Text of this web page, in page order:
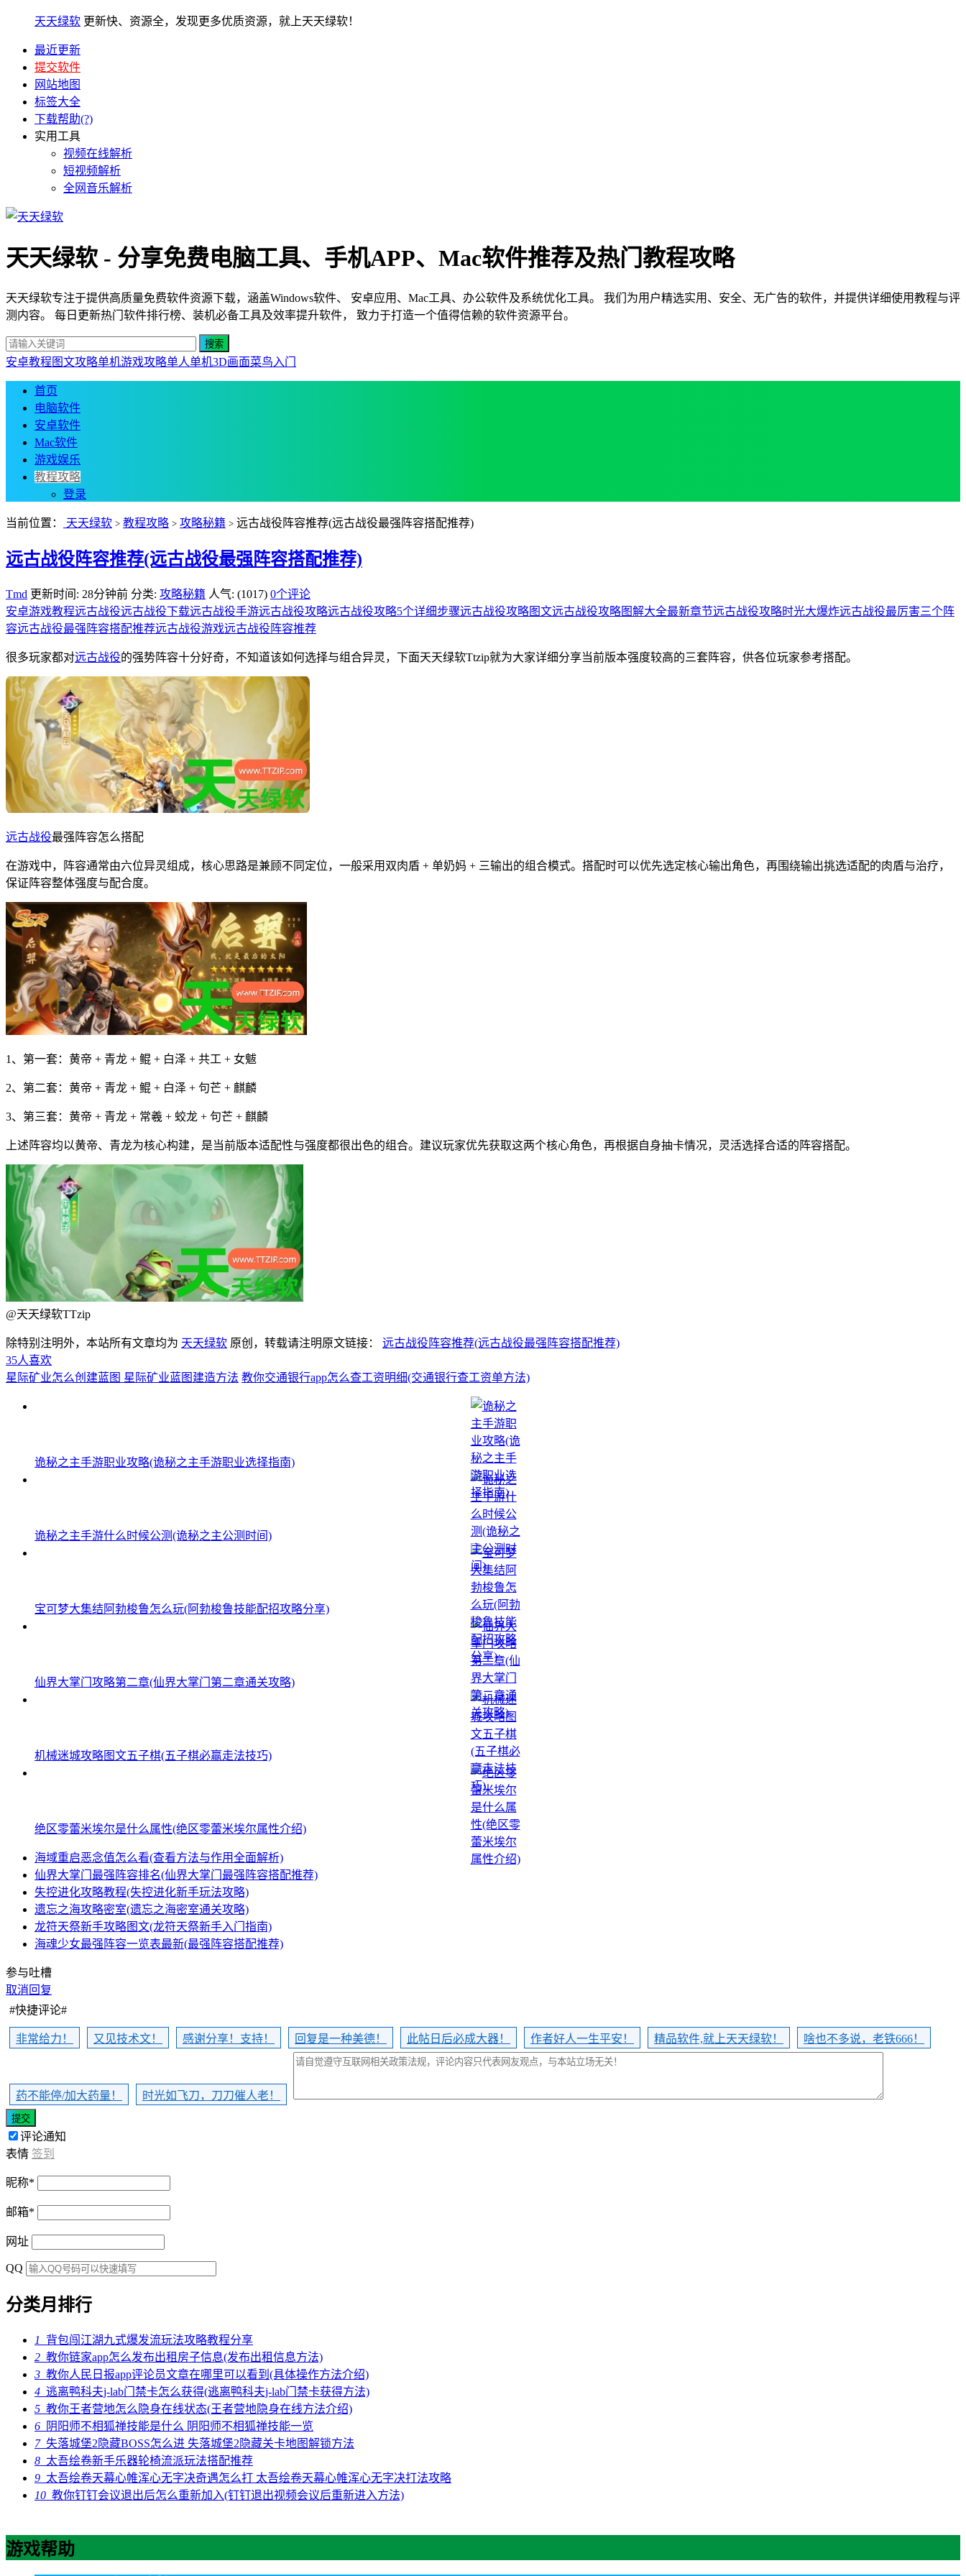
天天绿软 更新快、资源全，发现更多优质资源，就上天天绿软！
最近更新
提交软件
网站地图
标签大全
下载帮助(?)
实用工具
视频在线解析
短视频解析
全网音乐解析
天天绿软 - 分享免费电脑工具、手机APP、Mac软件推荐及热门教程攻略
天天绿软专注于提供高质量免费软件资源下载，涵盖Windows软件、 安卓应用、Mac工具、办公软件及系统优化工具。 我们为用户精选实用、安全、无广告的软件，并提供详细使用教程与评
测内容。 每日更新热门软件排行榜、装机必备工具及效率提升软件， 致力于打造一个值得信赖的软件资源平台。
安卓教程 图文攻略单机游戏攻略单人单机3D画面菜鸟入门
首页
电脑软件
安卓软件
Mac软件
游戏娱乐
教程攻略
登录
当前位置： 天天绿软 > 教程攻略 > 攻略秘籍 > 远古战役阵容推荐(远古战役最强阵容搭配推荐)
远古战役阵容推荐(远古战役最强阵容搭配推荐)
Tmd 更新时间: 28分钟前 分类: 攻略秘籍 人气: (1017) 0个评论
安卓游戏教程远古战役远古战役下载远古战役手游远古战役攻略远古战役攻略5个详细步骤远古战役攻略图文远古战役攻略图解大全最新章节远古战役攻略时光大爆炸远古战役最厉害三个阵
容远古战役最强阵容搭配推荐远古战役游戏远古战役阵容推荐
很多玩家都对远古战役的强势阵容十分好奇，不知道该如何选择与组合异灵，下面天天绿软Ttzip就为大家详细分享当前版本强度较高的三套阵容，供各位玩家参考搭配。
远古战役最强阵容怎么搭配
在游戏中，阵容通常由六位异灵组成，核心思路是兼顾不同定位，一般采用双肉盾 + 单奶妈 + 三输出的组合模式。搭配时可以优先选定核心输出角色，再围绕输出挑选适配的肉盾与治疗，
保证阵容整体强度与配合度。
1、第一套：黄帝 + 青龙 + 鲲 + 白泽 + 共工 + 女魃
2、第二套：黄帝 + 青龙 + 鲲 + 白泽 + 句芒 + 麒麟
3、第三套：黄帝 + 青龙 + 常羲 + 蛟龙 + 句芒 + 麒麟
上述阵容均以黄帝、青龙为核心构建，是当前版本适配性与强度都很出色的组合。建议玩家优先获取这两个核心角色，再根据自身抽卡情况，灵活选择合适的阵容搭配。
@天天绿软TTzip
除特别注明外，本站所有文章均为 天天绿软 原创，转载请注明原文链接： 远古战役阵容推荐(远古战役最强阵容搭配推荐)
35人喜欢
星际矿业怎么创建蓝图 星际矿业蓝图建造方法 教你交通银行app怎么查工资明细(交通银行查工资单方法)
诡秘之主手游职业攻略(诡秘之主手游职业选择指南)
诡秘之主手游什么时候公测(诡秘之主公测时间)
宝可梦大集结阿勃梭鲁怎么玩(阿勃梭鲁技能配招攻略分享)
仙界大掌门攻略第二章(仙界大掌门第二章通关攻略)
机械迷城攻略图文五子棋(五子棋必赢走法技巧)
绝区零蕾米埃尔是什么属性(绝区零蕾米埃尔属性介绍)
海域重启恶念值怎么看(查看方法与作用全面解析)
仙界大掌门最强阵容排名(仙界大掌门最强阵容搭配推荐)
失控进化攻略教程(失控进化新手玩法攻略)
遗忘之海攻略密室(遗忘之海密室通关攻略)
龙符天祭新手攻略图文(龙符天祭新手入门指南)
海魂少女最强阵容一览表最新(最强阵容搭配推荐)
参与吐槽
取消回复
#快捷评论#
非常给力！ 又见技术文！ 感谢分享！支持！ 回复是一种美德！ 此帖日后必成大器！ 作者好人一生平安！ 精品软件,就上天天绿软！ 啥也不多说，老铁666！
药不能停/加大药量！ 时光如飞刀，刀刀催人老！
提交
评论通知
表情 签到
昵称*
邮箱*
网址
QQ
分类月排行
1
背包闯江湖九式爆发流玩法攻略教程分享
2 教你链家app怎么发布出租房子信息(发布出租信息方法)
3 教你人民日报app评论员文章在哪里可以看到(具体操作方法介绍)
4 逃离鸭科夫j-lab门禁卡怎么获得(逃离鸭科夫j-lab门禁卡获得方法)
5 教你王者营地怎么隐身在线状态(王者营地隐身在线方法介绍)
6 阴阳师不相狐禅技能是什么 阴阳师不相狐禅技能一览
7失落城堡2隐藏BOSS怎么进 失落城堡2隐藏关卡地图解锁方法
8 太吾绘卷新手乐器轮椅流派玩法搭配推荐
9 太吾绘卷天幕心帷浑心无字决奇遇怎么打 太吾绘卷天幕心帷浑心无字决打法攻略
10 教你钉钉会议退出后怎么重新加入(钉钉退出视频会议后重新进入方法)
游戏帮助